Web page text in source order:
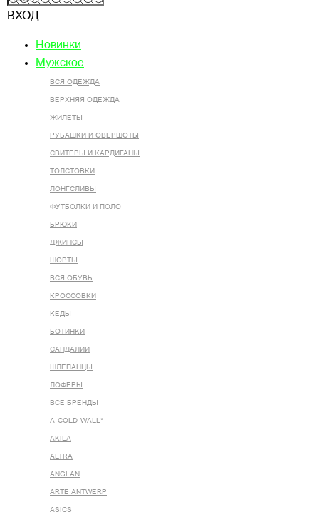
ВХОД
Новинки
Мужское
ВСЯ ОДЕЖДА
ВЕРХНЯЯ ОДЕЖДА
ЖИЛЕТЫ
РУБАШКИ И ОВЕРШОТЫ
СВИТЕРЫ И КАРДИГАНЫ
ТОЛСТОВКИ
ЛОНГСЛИВЫ
ФУТБОЛКИ И ПОЛО
БРЮКИ
ДЖИНСЫ
ШОРТЫ
ВСЯ ОБУВЬ
КРОССОВКИ
КЕДЫ
БОТИНКИ
САНДАЛИИ
ШЛЕПАНЦЫ
ЛОФЕРЫ
ВСЕ БРЕНДЫ
A-COLD-WALL*
AKILA
ALTRA
ANGLAN
ARTE ANTWERP
ASICS